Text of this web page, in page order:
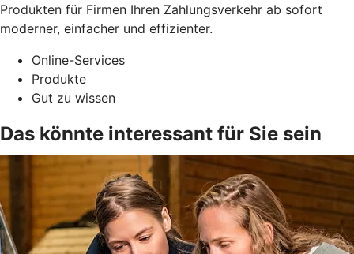
Produkten für Firmen Ihren Zahlungsverkehr ab sofort
moderner, einfacher und effizienter.
Online-Services
Produkte
Gut zu wissen
Das könnte interessant für Sie sein